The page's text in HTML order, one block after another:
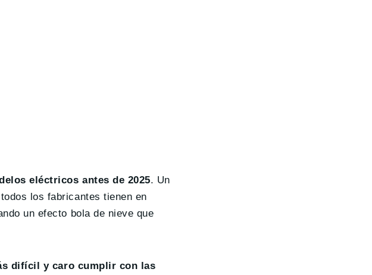
eléctricos antes de 2025. Un
los fabricantes tienen en
un efecto bola de nieve que
difícil y caro cumplir con las